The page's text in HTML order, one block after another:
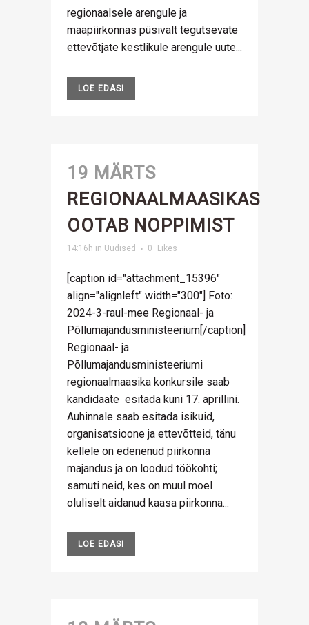
regionaalsele arengule ja
maapiirkonnas püsivalt tegutsevate
ettevõtjate kestlikule arengule uute...
LOE EDASI
19 MÄRTS
REGIONAALMAASIKAS
OOTAB NOPPIMIST
14:16h in Uudised 0 Likes
[caption id="attachment_15396"
align="alignleft" width="300"] Foto:
2024-3-raul-mee Regionaal- ja
Põllumajandusministeerium[/caption]
Regionaal- ja
Põllumajandusministeeriumi
regionaalmaasika konkursile saab
kandidaate esitada kuni 17. aprillini.
Auhinnale saab esitada isikuid,
organisatsioone ja ettevõtteid, tänu
kellele on edenenud piirkonna
majandus ja on loodud töökohti;
samuti neid, kes on muul moel
oluliselt aidanud kaasa piirkonna...
LOE EDASI